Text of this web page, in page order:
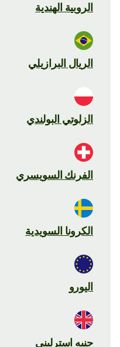
الروبية الهندية
الريال البرازيلي
الزلوتي البولندي
الفرنك السويسري
الكرونا السويدية
اليورو
جنيه استرليني